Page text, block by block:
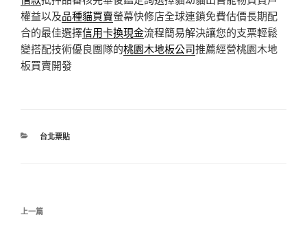
權益以及品種貓買賣螢幕快修店全球連鎖免費估價長期配
合的最佳選擇信用卡換現金流程簡易解決讓您的支票輕鬆
變搭配技術優良團隊的桃園木地板公司推薦經營桃園木地
板買賣開發
分
台北票貼
文
上
上一篇